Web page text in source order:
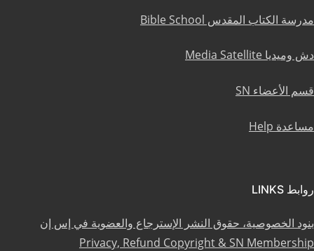
مدرسة الكتاب المقدس Bible School
دش وميديا Media Satellite
قسم الأعضاء SN
مساعدة Help
روابط LINKS
بنود الخصوصية، حقوق النشر الإسترجاع والعضوية في إس إن
Privacy, Refund Copyright & SN Membership